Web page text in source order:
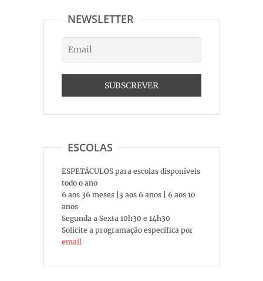
NEWSLETTER
ESCOLAS
ESPETÁCULOS para escolas disponíveis
todo o ano
6 aos 36 meses |3 aos 6 anos | 6 aos 10
anos
Segunda a Sexta 10h30 e 14h30
Solicite a programação específica por
email